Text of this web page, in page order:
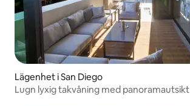
Lägenhet i San Diego
Lugn lyxig takvåning med panoramautsikt